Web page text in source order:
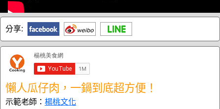
分享:
懶人瓜仔肉，一鍋到底超方便！
示範老師： 楊桃文化